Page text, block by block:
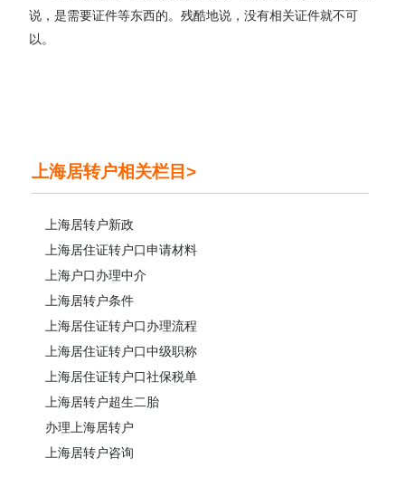
说，是需要证件等东西的。残酷地说，没有相关证件就不可
以。
上海居转户相关栏目>
上海居转户新政
上海居住证转户口申请材料
上海户口办理中介
上海居转户条件
上海居住证转户口办理流程
上海居住证转户口中级职称
上海居住证转户口社保税单
上海居转户超生二胎
办理上海居转户
上海居转户咨询